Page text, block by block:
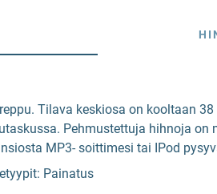
Tilava keskiosa on kooltaan
Pehmustettuja hihnoja
MP3- soittimesi tai IPod
Painatus